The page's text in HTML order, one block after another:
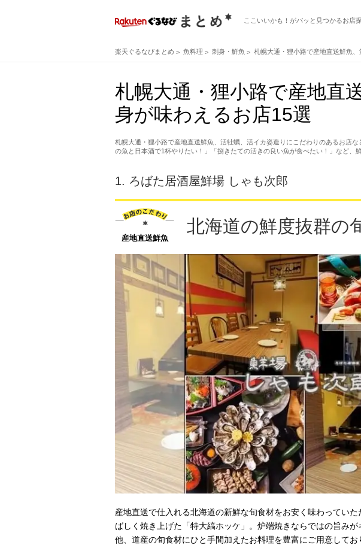
ここいいかも！がパッと見つかるお店
楽天ぐるなびまとめ 魚料理 刺身・鮮魚 札幌大通・狸小路で産地直送鮮魚
札幌大通・狸小路で産地直
身が味わえるお店15選
札幌大通・狸小路で産地直送鮮魚、活牡蠣、活イカ姿造りにこだわりのあるお店
の魚と日本酒で1杯やりたい！」「捌きたての活きの良い魚が食べたい！」など、
1. ろばた居酒屋鮮場 しゃも次郎
産地直送鮮魚
北海道の鮮度抜群の
産地直送で仕入れる北海道の新鮮な旬食材をお安く味わってい
ばしく焼き上げた「特大縞ホッケ」。炉端焼きならではの旨み
他、道産の旬食材にひと手間加えたお料理を豊富にご用意して